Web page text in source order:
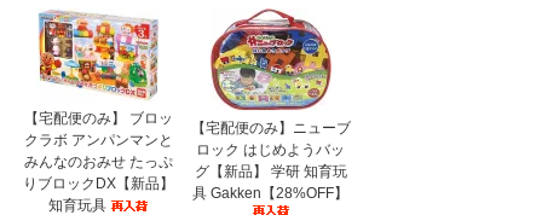
【宅配便のみ】 ブロッ
クラボ アンパンマンと
みんなのおみせ たっぷ
りブロックDX【新品】
知育玩具
【宅配便のみ】ニューブ
ロック はじめようバッ
グ【新品】 学研 知育玩
具 Gakken【28%OFF】